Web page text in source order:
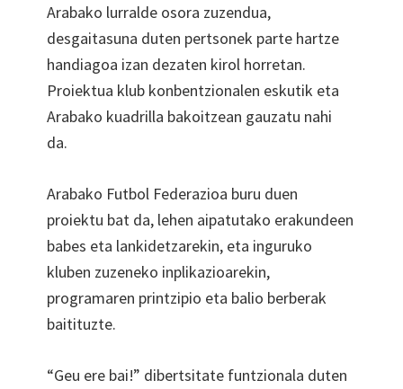
Arabako lurralde osora zuzendua,
desgaitasuna duten pertsonek parte hartze
handiagoa izan dezaten kirol horretan.
Proiektua klub konbentzionalen eskutik eta
Arabako kuadrilla bakoitzean gauzatu nahi
da.
Arabako Futbol Federazioa buru duen
proiektu bat da, lehen aipatutako erakundeen
babes eta lankidetzarekin, eta inguruko
kluben zuzeneko inplikazioarekin,
programaren printzipio eta balio berberak
baitituzte.
“Geu ere bai!” dibertsitate funtzionala duten